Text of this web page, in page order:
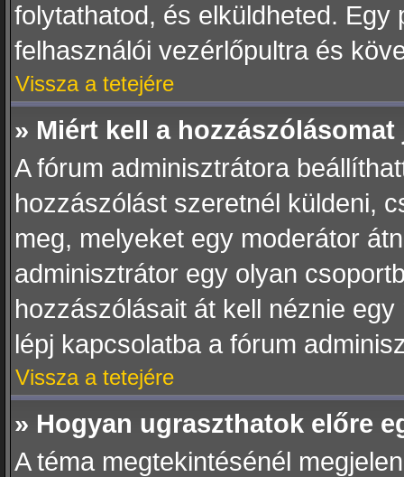
folytathatod, és elküldheted.
felhasználói vezérlőpultra és
Vissza a tetejére
» Miért kell a
A fórum adminisztrátora
hozzászólást szeretnél küldeni,
meg, melyeket egy moderátor
adminisztrátor egy olyan
hozzászólásait át kell néznie
lépj kapcsolatba a fórum
Vissza a tetejére
» Hogyan ugraszthatok előre
A téma megtekintésénél